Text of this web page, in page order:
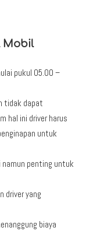
Mobil
pukul 05.00 –
tidak dapat
hal ini driver harus
untuk
penting untuk
driver yang
biaya